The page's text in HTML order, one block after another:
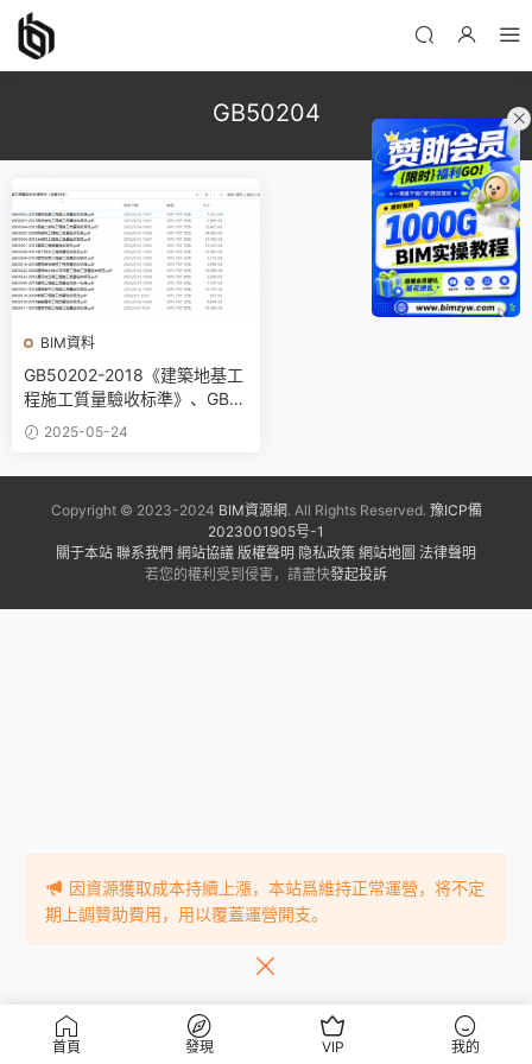
GB50204
BIM資料
GB50202-2018《建築地基工
程施工質量驗收标準》、GB5
0203砌體結構、GB50204混
凝土結構、GB50205鋼結構、
2025-05-24
Copyright © 2023-2024 BIM資源網. All Rights Reserved. 豫ICP備
2023001905号-1
關于本站 聯系我們 網站協議 版權聲明 隐私政策 網站地圖 法律聲明
若您的權利受到侵害，請盡快發起投訴
首頁 發現 VIP 我的
因資源獲取成本持續上漲，本站爲維持正常運營，将不定
期上調贊助費用，用以覆蓋運營開支。